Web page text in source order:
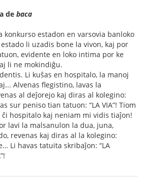
de baca
konkurso estadon en varsovia banloko
estado li uzadis bone la vivon, kaj por
evidente en loko intima por ke
li ne mokindiĝu.
Li kuŝas en hospitalo, la manoj
Alvenas flegistino, lavas la
al deĵorejo kaj diras al kolegino:
sur peniso tian tatuon: “LA VIA”! Tiom
hospitalo kaj neniam mi vidis tiaĵon!
lavi la malsanulon la dua, juna,
revenas kaj diras al la kolegino:
Li havas tatuita skribaĵon: “LA